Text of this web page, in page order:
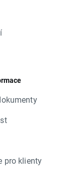
pro klienty